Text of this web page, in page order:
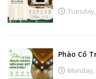
Tuesday,
Monday,